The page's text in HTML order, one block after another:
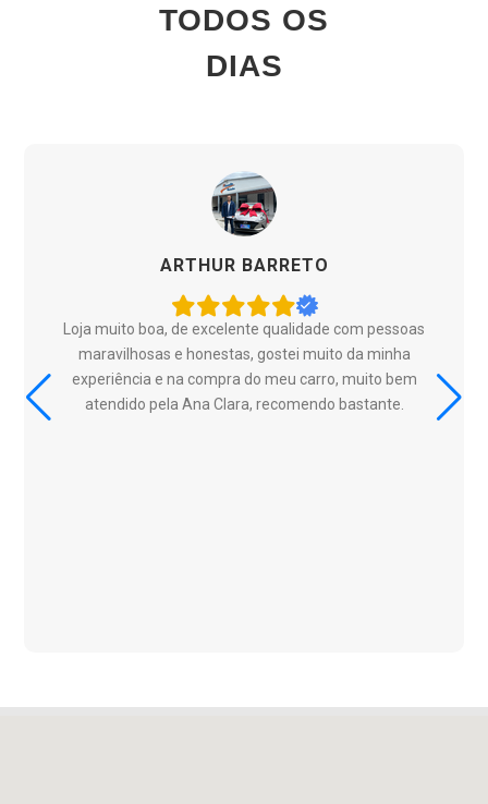
TODOS OS
DIAS
ARTHUR BARRETO
Loja muito boa, de excelente qualidade com pessoas
maravilhosas e honestas, gostei muito da minha
experiência e na compra do meu carro, muito bem
atendido pela Ana Clara, recomendo bastante.